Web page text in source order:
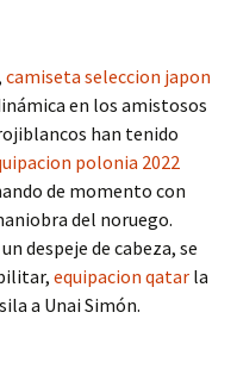
camiseta seleccion japon
en los amistosos
han tenido
polonia 2022
de momento con
del noruego.
despeje de cabeza, se
equipacion qatar la
a Unai Simón.